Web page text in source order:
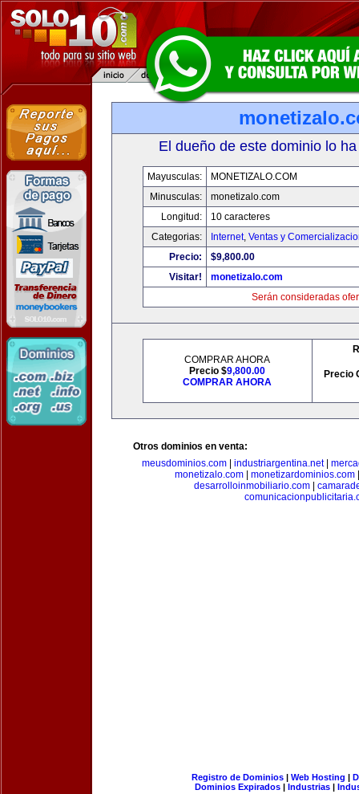
El dueño de este dominio lo
Mayusculas:
MONETIZALO.COM
Minusculas:
monetizalo.com
Longitud:
10 caracteres
Categorias:
Internet, Ventas y
Precio:
$9,800.00
Visitar!
monetizalo.com
Serán consideradas
COMPRAR AHORA
Precio $9,800.00
COMPRAR AHORA
Precio
Otros dominios en venta:
meusdominios.com| industriargentina.net|
monetizalo.com| monetizardominios.com
desarrolloinmobiliario.com
Registro de Dominios| Web Hosting |
Dominios Expirados | Industrias |